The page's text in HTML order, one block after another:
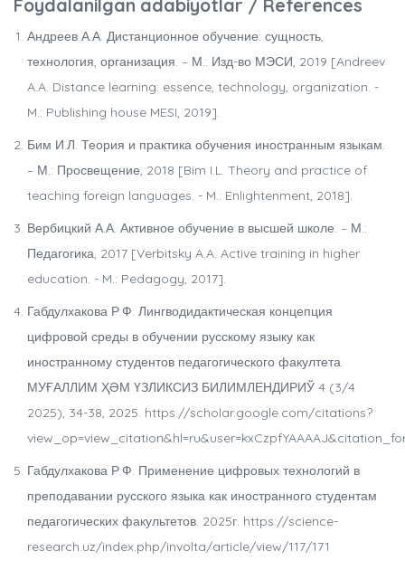
Foydalanilgan adabiyotlar / References
Андреев А.А. Дистанционное обучение: сущность,
технология, организация. – М.: Изд-во МЭСИ, 2019 [Andreev
A.A. Distance learning: essence, technology, organization. -
M.: Publishing house MESI, 2019].
Бим И.Л. Теория и практика обучения иностранным языкам.
– М.: Просвещение, 2018 [Bim I.L. Theory and practice of
teaching foreign languages. - M.: Enlightenment, 2018].
Вербицкий А.А. Активное обучение в высшей школе. – М.:
Педагогика, 2017 [Verbitsky A.A. Active training in higher
education. - M.: Pedagogy, 2017].
Габдулхакова Р.Ф. Лингводидактическая концепция
цифровой среды в обучении русскому языку как
иностранному студентов педагогического факултета.
МУҒАЛЛИМ ҲӘМ ҮЗЛИКСИЗ БИЛИМЛЕНДИРИЎ 4 (3/4
2025), 34-38, 2025. https://scholar.google.com/citations?
Габдулхакова Р.Ф. Применение цифровых технологий в
преподавании русского языка как иностранного студентам
педагогических факультетов. 2025г. https://science-
research.uz/index.php/involta/article/view/117/171